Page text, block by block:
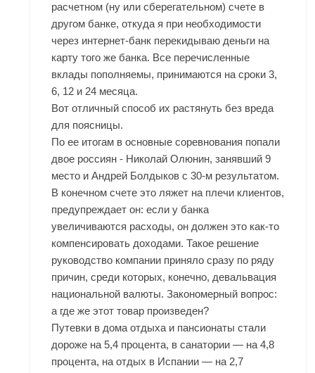
расчетном (ну или сберегательном) счете в
другом банке, откуда я при необходимости
через интернет-банк перекидываю деньги на
карту того же банка. Все перечисленные
вклады пополняемы, принимаются на сроки 3,
6, 12 и 24 месяца.
Вот отличный способ их растянуть без вреда
для поясницы.
По ее итогам в основные соревнования попали
двое россиян - Николай Олюнин, занявший 9
место и Андрей Болдыков с 30-м результатом.
В конечном счете это ляжет на плечи клиентов,
предупреждает он: если у банка
увеличиваются расходы, он должен это как-то
компенсировать доходами. Такое решение
руководство компании приняло сразу по ряду
причин, среди которых, конечно, девальвация
национальной валюты. Закономерный вопрос:
а где же этот товар произведен?
Путевки в дома отдыха и пансионаты стали
дороже на 5,4 процента, в санатории — на 4,8
процента, на отдых в Испании — на 2,7